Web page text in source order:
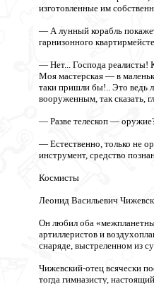
изготовленные им
— А лунный корабль
гарнизонного
— Нет... Господа реалисты!
Моя мастерская — в
таки пришли бы!.. Это ведь
вооруженным, так сказать,
— Разве телескоп —
— Естественно, только не
инструмент, средство
Космисты
Леонид Васильевич
Он любил оба
артиллеристов и
снаряде, выстреленном из
Чижевский-отец всячески
тогда гимназисту,